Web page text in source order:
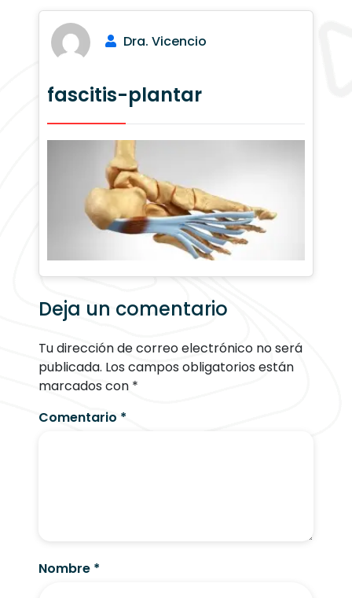
Dra. Vicencio
fascitis-plantar
Deja un comentario
Tu dirección de correo electrónico no será
publicada. Los campos obligatorios están
marcados con *
Comentario *
Nombre *